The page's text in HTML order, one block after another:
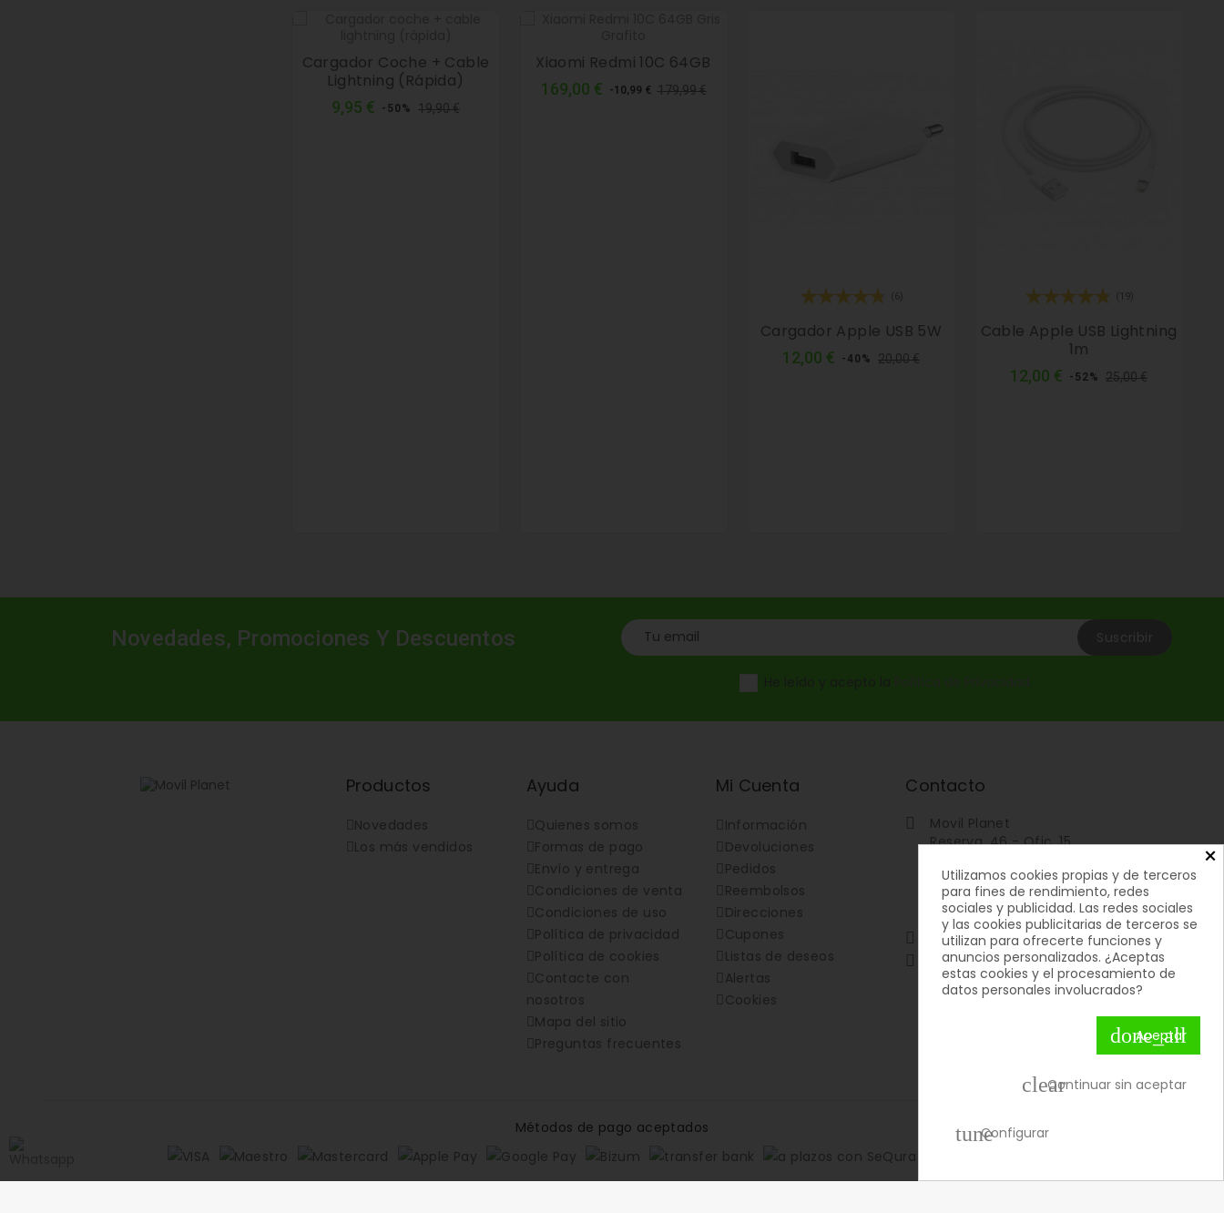
Cargador Coche + Cable
Lightning (rápida)
9,95 € Precio
-50% 19,90 €Precio
Xiaomi Redmi 10C 64GB
169,00 € Precio
-10,99 € 179,99 €Precio
(6)
Cargador Apple USB 5W
12,00 € Precio
-40% 20,00 €Precio
(19)
Cable Apple USB Lightning
1m
12,00 € Precio
-52% 25,00 €Precio
Novedades, Promociones Y Descuentos
Productos
Novedades
Los más vendidos
Ayuda
Quienes somos
Formas de pago
Envío y entrega
Condiciones de venta
Condiciones de uso
Política de privacidad
Política de cookies
Contacte con
nosotros
Mapa del sitio
Preguntas frecuentes
Mi Cuenta
Información
Devoluciones
Pedidos
Reembolsos
Direcciones
Cupones
Listas de deseos
Alertas
Cookies
Contacto

Movil Planet
Reserva, 46 - Ofic. 15
29130 Alhaurín de la Torre
Málaga
España

951592699 | 651050019

contacto@movilplanet.eu
Métodos de pago aceptados
×
Utilizamos cookies propias y de terceros
para fines de rendimiento, redes
sociales y publicidad. Las redes sociales
y las cookies publicitarias de terceros se
utilizan para ofrecerte funciones y
anuncios personalizados. ¿Aceptas
estas cookies y el procesamiento de
datos personales involucrados?
done_all
Aceptar
clearContinuar sin aceptar
tuneConfigurar